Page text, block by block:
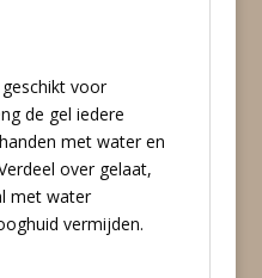
voor
de gel iedere
met water en
over gelaat,
met water
vermijden.